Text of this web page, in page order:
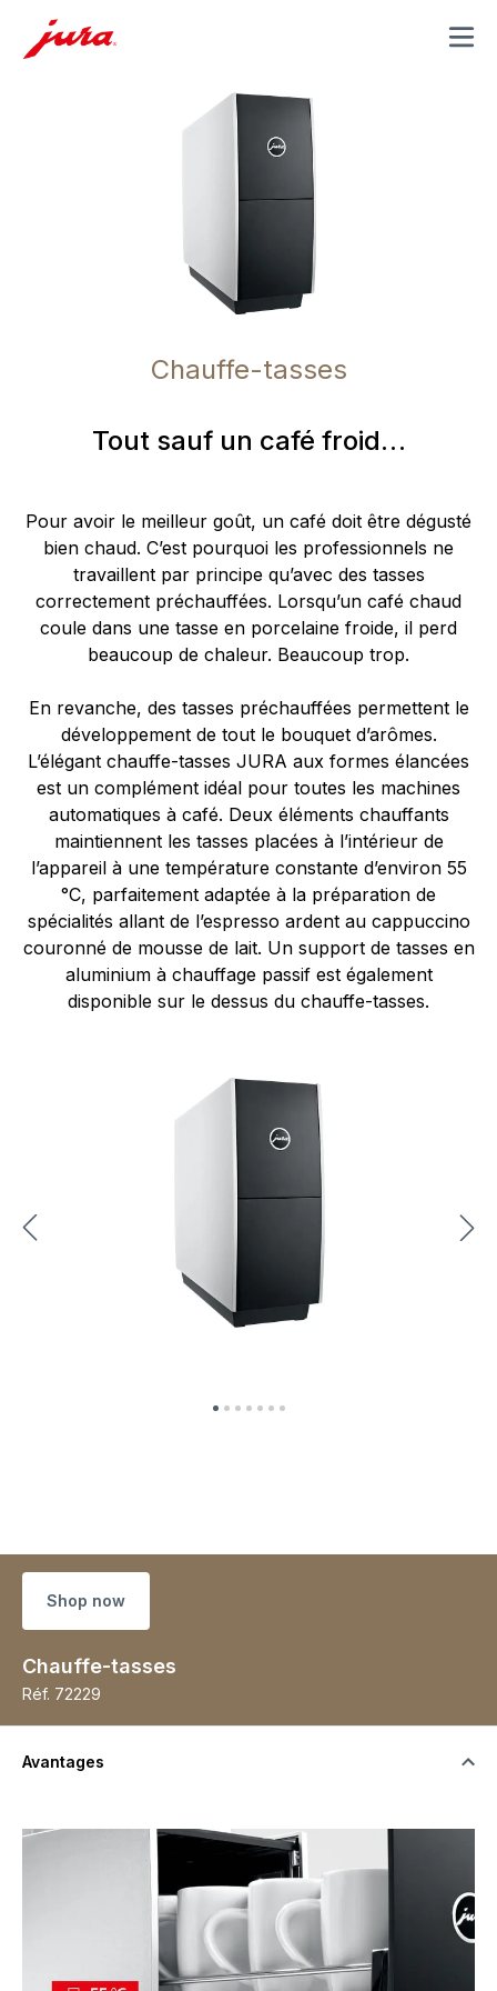
MENU
Chauffe-tasses
Tout sauf un café froid…
Pour avoir le meilleur goût, un café doit être dégusté
bien chaud. C’est pourquoi les professionnels ne
travaillent par principe qu’avec des tasses
correctement préchauffées. Lorsqu’un café chaud
coule dans une tasse en porcelaine froide, il perd
beaucoup de chaleur. Beaucoup trop.
En revanche, des tasses préchauffées permettent le
développement de tout le bouquet d’arômes.
L’élégant chauffe-tasses JURA aux formes élancées
est un complément idéal pour toutes les machines
automatiques à café. Deux éléments chauffants
maintiennent les tasses placées à l’intérieur de
l’appareil à une température constante d’environ 55
°C, parfaitement adaptée à la préparation de
spécialités allant de l’espresso ardent au cappuccino
couronné de mousse de lait. Un support de tasses en
aluminium à chauffage passif est également
disponible sur le dessus du chauffe-tasses.
Shop now
Chauffe-tasses
Réf. 72229
Avantages